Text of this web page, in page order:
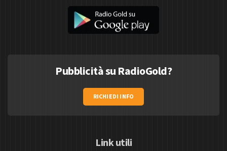
Pubblicità su RadioGold?
RICHIEDI INFO
Link utili